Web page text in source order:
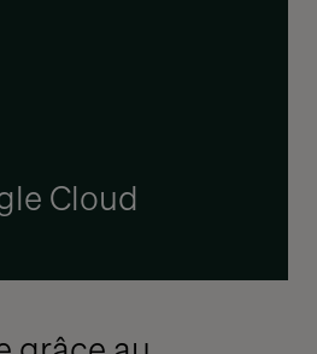
Cloud